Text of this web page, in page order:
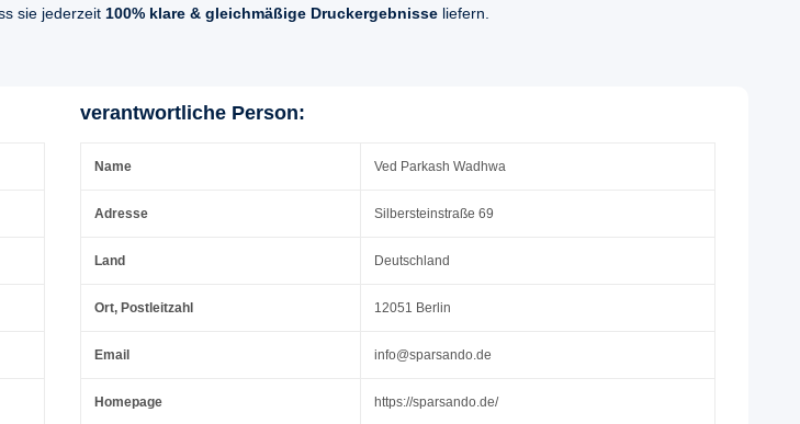
sie jederzeit 100% klare & gleichmäßige Druckergebnisse liefern.
verantwortliche Person:
Name Ved Parkash Wadhwa
Adresse Silbersteinstraße 69
Land Deutschland
Ort, Postleitzahl 12051 Berlin
Email info@sparsando.de
Homepage https://sparsando.de/